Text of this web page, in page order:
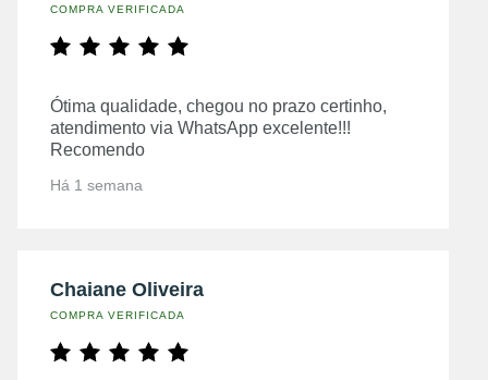
COMPRA VERIFICADA
Ótima qualidade, chegou no prazo certinho,
atendimento via WhatsApp excelente!!!
Recomendo
Há 1 semana
Chaiane Oliveira
COMPRA VERIFICADA